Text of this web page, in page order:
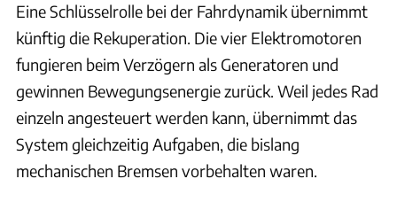
Eine Schlüsselrolle bei der Fahrdynamik übernimmt
künftig die Rekuperation. Die vier Elektromotoren
fungieren beim Verzögern als Generatoren und
gewinnen Bewegungsenergie zurück. Weil jedes Rad
einzeln angesteuert werden kann, übernimmt das
System gleichzeitig Aufgaben, die bislang
mechanischen Bremsen vorbehalten waren.